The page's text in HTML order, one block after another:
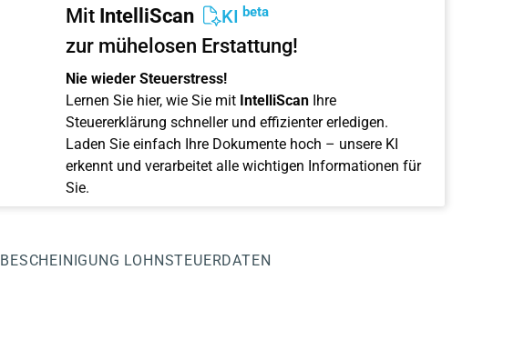
Mit IntelliScan KI beta
zur mühelosen Erstattung!
Nie wieder Steuerstress!
Lernen Sie hier, wie Sie mit IntelliScanIhre
Steuererklärung schneller und effizienter erledigen.
Laden Sie einfach Ihre Dokumente hoch – unsere KI
erkennt und verarbeitet alle wichtigen Informationen für
Sie.
BESCHEINIGUNG LOHNSTEUERDATEN